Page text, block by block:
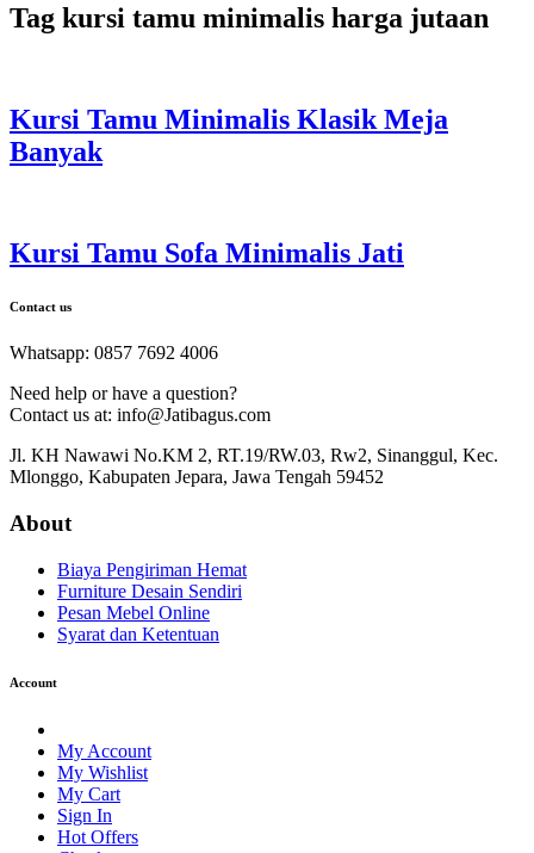
Tag kursi tamu minimalis harga jutaan
Kursi Tamu Minimalis Klasik Meja
Banyak
Kursi Tamu Sofa Minimalis Jati
Contact us
Whatsapp: 0857 7692 4006
Need help or have a question?
Contact us at: info@Jatibagus.com
Jl. KH Nawawi No.KM 2, RT.19/RW.03, Rw2, Sinanggul, Kec.
Mlonggo, Kabupaten Jepara, Jawa Tengah 59452
About
Biaya Pengiriman Hemat
Furniture Desain Sendiri
Pesan Mebel Online
Syarat dan Ketentuan
Account
My Account
My Wishlist
My Cart
Sign In
Hot Offers